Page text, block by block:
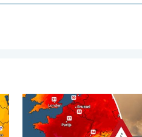
Midden-Europa. . . donderdag 6
Ernstige bosbranden in